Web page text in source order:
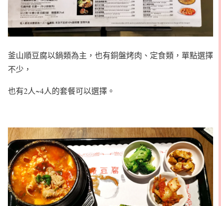
釜山順豆腐以鍋類為主，也有銅盤烤肉、定食類，單點選擇
不少，
也有2人~4人的套餐可以選擇。